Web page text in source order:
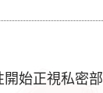
始正視私密